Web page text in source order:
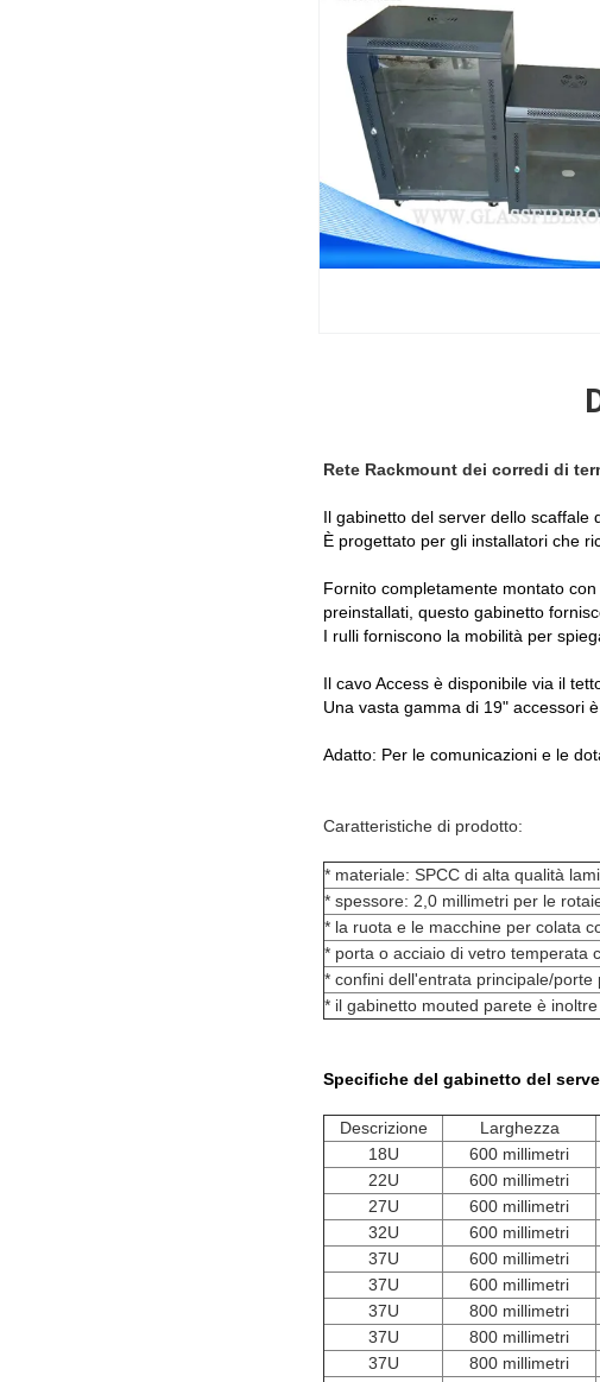
Rete Rackmount dei corredi di
Il gabinetto del server dello scaffale
È progettato per gli installatori che
Fornito completamente montato
preinstallati, questo gabinetto
I rulli forniscono la mobilità per
Il cavo Access è disponibile via il
Una vasta gamma di 19" accessori
Adatto: Per le comunicazioni e le
Caratteristiche di prodotto:
* materiale: SPCC di alta qualità
* spessore: 2,0 millimetri per le
* la ruota e le macchine per colata
* porta o acciaio di vetro temperata
* confini dell'entrata principale/
* il gabinetto mouted parete è
Specifiche del gabinetto del
Descrizione Larghezza
18U
600 millimetri
22U
600 millimetri
27U
600 millimetri
32U
600 millimetri
37U
600 millimetri
37U
600 millimetri
37U
800 millimetri
37U
800 millimetri
37U
800 millimetri